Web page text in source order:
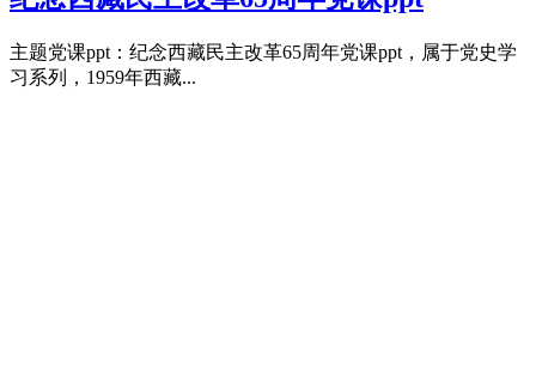
主题党课ppt：纪念西藏民主改革65周年党课ppt，属于党史学
习系列，1959年西藏...